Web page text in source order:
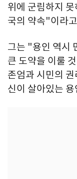
위에 군림하지
국의 약속"이라
그는 "용인 역시
큰 도약을 이룰
존엄과 시민의
신이 살아있는